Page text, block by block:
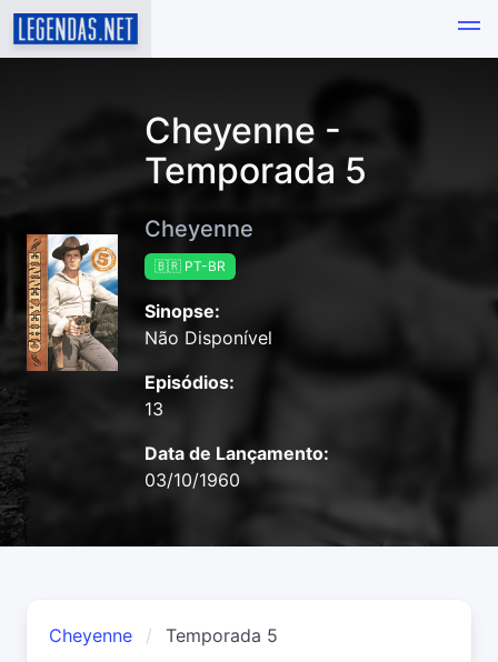
Cheyenne -
Temporada 5
Cheyenne
🇧🇷 PT-BR
Sinopse:
Não Disponível
Episódios:
13
Data de Lançamento:
03/10/1960
Cheyenne Temporada 5